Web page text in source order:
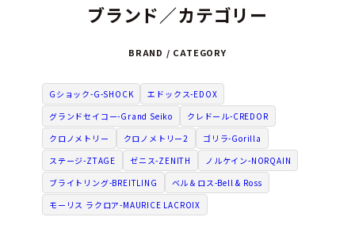
ブランド／カテゴリー
BRAND / CATEGORY
Gショック-G-SHOCK
エドックス-EDOX
グランドセイコー-Grand Seiko
クレドール-CREDOR
クロノメトリー
クロノメトリー2
ゴリラ-Gorilla
ステージ-ZTAGE
ゼニス-ZENITH
ノルケイン-NORQAIN
ブライトリング-BREITLING
ベル＆ロス-Bell & Ross
モーリス ラクロア-MAURICE LACROIX